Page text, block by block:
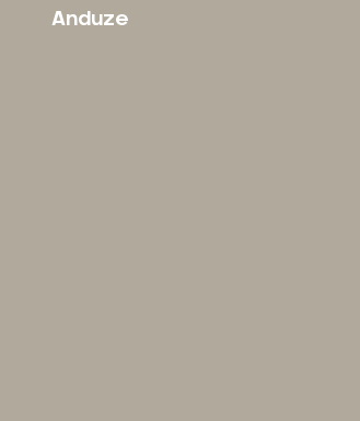
Anduze